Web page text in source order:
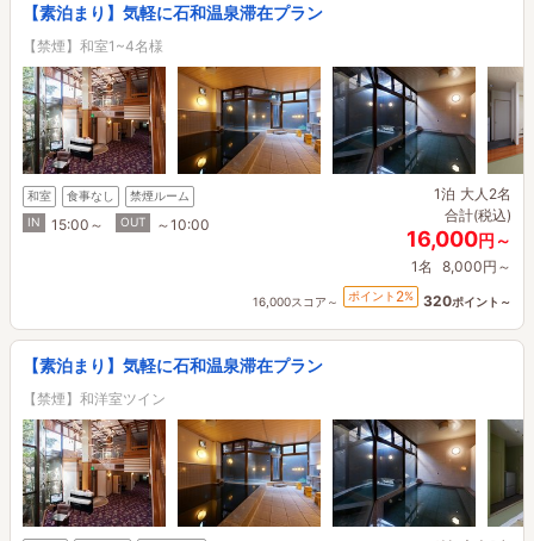
【素泊まり】気軽に石和温泉滞在プラン
【禁煙】和室1~4名様
和室 食事なし
禁煙ルーム
IN
15:00～ OUT ～10:00
1泊 大人2名
合計(税込)
16,000円～
1名 8,000円～
16,000スコア～ ポイント 2% 320ポイント～
【素泊まり】気軽に石和温泉滞在プラン
【禁煙】和洋室ツイン